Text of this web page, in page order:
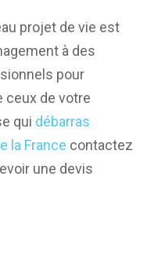
projet de vie est
à des
pour
ceux de votre
qui débarras
la France contactez
une devis